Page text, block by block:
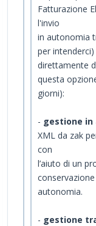
Fatturazione
l'invio
in autonomia
per
direttamente
questa
giorni):
- gestione in
XML da zak
con
l’aiuto di un
autonomia.
- gestione